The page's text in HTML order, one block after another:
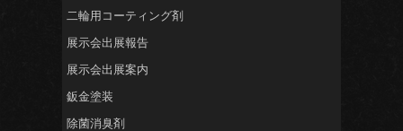
二輪用コーティング剤
展示会出展報告
展示会出展案内
鈑金塗装
除菌消臭剤